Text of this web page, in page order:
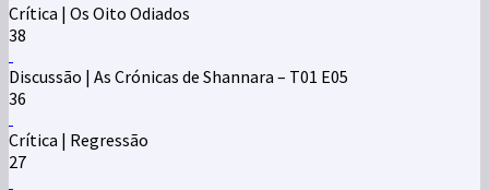
Crítica | Os Oito Odiados
38
Discussão | As Crónicas de Shannara – T01 E05
36
Crítica | Regressão
27